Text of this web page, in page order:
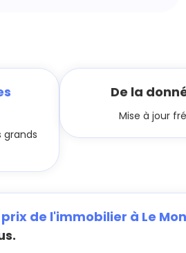
grands
De la
Mise à jour
prix de l'immobilier à Le